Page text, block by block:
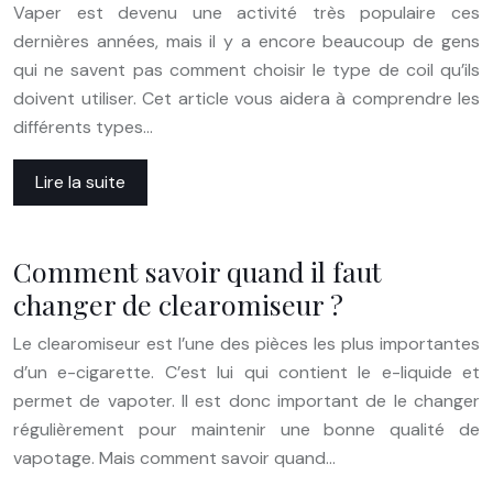
Vaper est devenu une activité très populaire ces
dernières années, mais il y a encore beaucoup de gens
qui ne savent pas comment choisir le type de coil qu’ils
doivent utiliser. Cet article vous aidera à comprendre les
différents types…
Lire la suite
Comment savoir quand il faut
changer de clearomiseur ?
Le clearomiseur est l’une des pièces les plus importantes
d’un e-cigarette. C’est lui qui contient le e-liquide et
permet de vapoter. Il est donc important de le changer
régulièrement pour maintenir une bonne qualité de
vapotage. Mais comment savoir quand…